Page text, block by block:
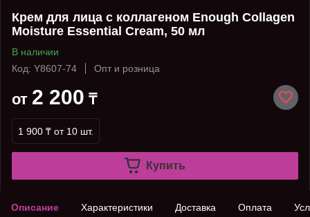
Крем для лица с коллагеном Enough Collagen
Moisture Essential Cream, 50 мл
В наличии
Код: Y8607-74
Опт и розница
от 2 200 ₸
1 900 ₸ от 10 шт.
Купить
Описание Характеристики Доставка Оплата